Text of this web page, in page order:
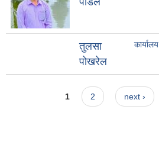
तुलसा
पोखरेल
1 2 next ›